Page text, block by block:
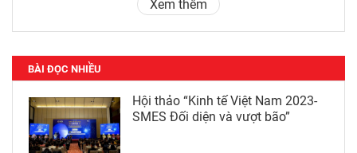
Xem thêm
BÀI ĐỌC NHIỀU
Hội thảo “Kinh tế Việt Nam 2023-
SMES Đối diện và vượt bão”